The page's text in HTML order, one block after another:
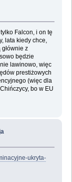
Falcon, i on tę
lata kiedy chce,
z
będzie
lawinowo, więc
prestiżowych
(więc dla
bo w EU
ukryta-